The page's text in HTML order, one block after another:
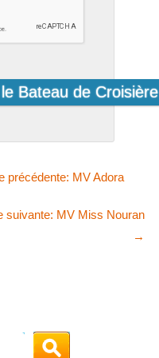
marine surprenante et
Croisière
Plongée
Laut
Le Mutiara Laut
Plongée
précédente: MV Adora
suivante: MV Miss Nouran
→